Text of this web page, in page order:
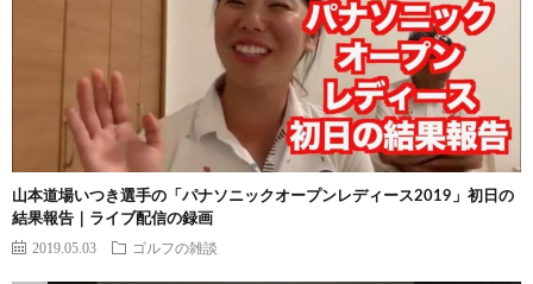
山本道場いつき選手の「パナソニックオープンレディース2019」初日の
結果報告｜ライブ配信の録画
2019.05.03 ゴルフの雑談